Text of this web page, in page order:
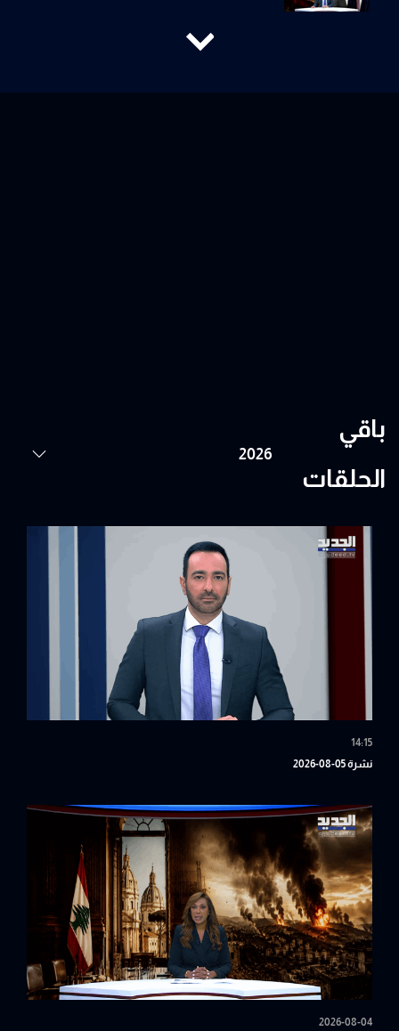
باقي
الحلقات
14:15
نشرة 05-08-2026
2026-08-04